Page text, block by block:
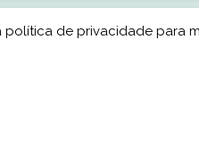
de privacidade para